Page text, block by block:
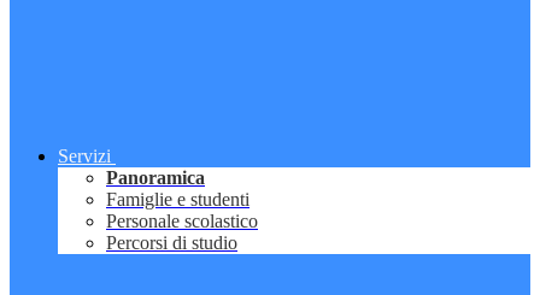
Servizi
Panoramica
Famiglie e studenti
Personale scolastico
Percorsi di studio